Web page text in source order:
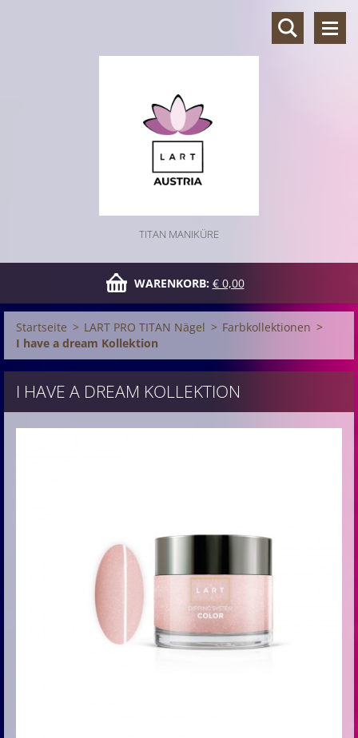
TITAN MANIKÜRE
WARENKORB: € 0,00
Startseite > LART PRO TITAN Nägel > Farbkollektionen >
I have a dream Kollektion
I HAVE A DREAM KOLLEKTION